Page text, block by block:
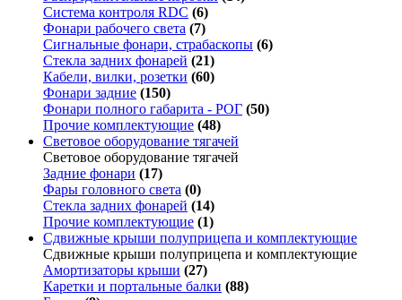
Система контроля RDC (6)
Фонари рабочего света (7)
Сигнальные фонари, страбаскопы (6)
Стекла задних фонарей (21)
Кабели, вилки, розетки (60)
Фонари задние (150)
Фонари полного габарита - РОГ (50)
Прочие комплектующие (48)
Световое оборудование тягачей
Световое оборудование тягачей
Задние фонари (17)
Фары головного света (0)
Стекла задних фонарей (14)
Прочие комплектующие (1)
Сдвижные крыши полуприцепа и комплектующие
Сдвижные крыши полуприцепа и комплектующие
Амортизаторы крыши (27)
Каретки и портальные балки (88)